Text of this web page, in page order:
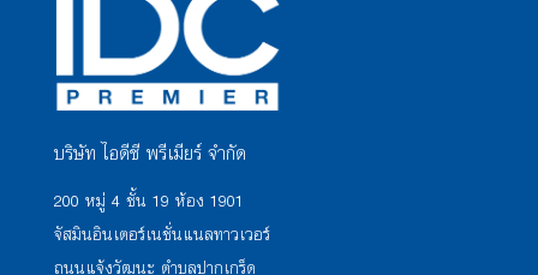
บริษัท ไอดีซี พรีเมียร์ จำกัด
200 หมู่ 4 ชั้น 19 ห้อง 1901
จัสมินอินเตอร์เนชั่นแนลทาวเวอร์
ถนนแจ้งวัฒนะ ตำบลปากเกร็ด